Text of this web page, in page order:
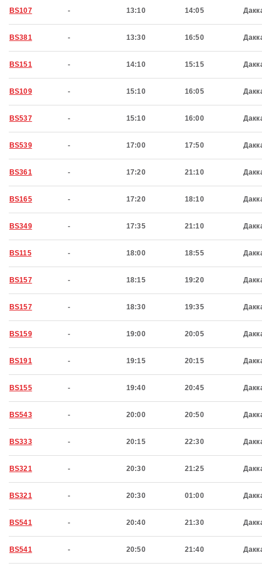
BS107 - 13:10 14:05
BS381 - 13:30 16:50
BS151 - 14:10 15:15
BS109 - 15:10 16:05
BS537 - 15:10 16:00
BS539 - 17:00 17:50
BS361 - 17:20 21:10
BS165 - 17:20 18:10
BS349 - 17:35 21:10
BS115 - 18:00 18:55
BS157 - 18:15 19:20
BS157 - 18:30 19:35
BS159 - 19:00 20:05
BS191 - 19:15 20:15
BS155 - 19:40 20:45
BS543 - 20:00 20:50
BS333 - 20:15 22:30
BS321 - 20:30 21:25
BS321 - 20:30 01:00
BS541 - 20:40 21:30
BS541 - 20:50 21:40